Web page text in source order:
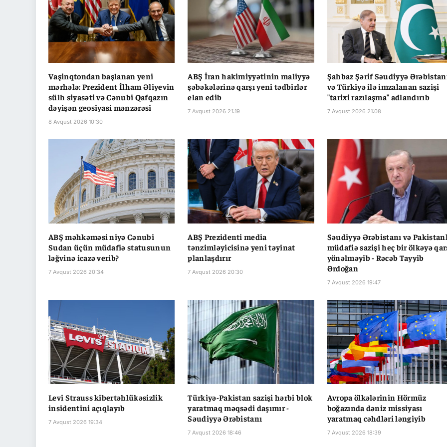
Vaşinqtondan başlanan yeni
mərhələ: Prezident İlham Əliyevin
sülh siyasəti və Cənubi Qafqazın
dəyişən geosiyasi mənzərəsi
8 Avqust 2026 10:30
ABŞ İran hakimiyyətinin maliyyə
şəbəkələrinə qarşı yeni tədbirlər
elan edib
7 Avqust 2026 21:19
Şahbaz Şərif Səudiyyə
və Türkiyə ilə imzalanan sazişi
"tarixi razılaşma" adlandırıb
7 Avqust 2026 21:08
ABŞ məhkəməsi niyə Cənubi
Sudan üçün müdafiə statusunun
ləğvinə icazə verib?
7 Avqust 2026 20:34
ABŞ Prezidenti media
tənzimləyicisinə yeni təyinat
planlaşdırır
7 Avqust 2026 20:30
Səudiyyə Ərəbistanı və
müdafiə sazişi heç bir ölkəyə
yönəlməyib - Rəcəb Tayyib
Ərdoğan
7 Avqust 2026 19:47
Levi Strauss kibertəhlükəsizlik
insidentini açıqlayıb
7 Avqust 2026 19:34
Türkiyə-Pakistan sazişi hərbi blok
yaratmaq məqsədi daşımır -
Səudiyyə Ərəbistanı
7 Avqust 2026 18:46
Avropa ölkələrinin Hörmüz
boğazında dəniz missiyası
yaratmaq cəhdləri ləngiyib
7 Avqust 2026 18:39